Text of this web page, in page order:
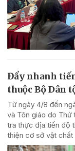
Đẩy nhanh
thuộc Bộ Dân
Từ ngày 4/8 đến
và Tôn giáo do Thứ
tra thực địa tiến độ
thiện cơ sở vật